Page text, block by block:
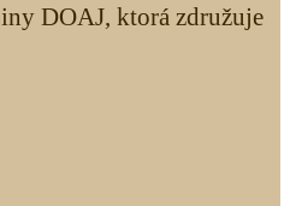
DOAJ, ktorá združuje